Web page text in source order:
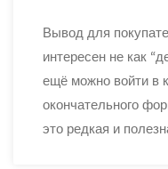
Вывод для
интересен не как
ещё можно войти в
окончательного
это редкая и